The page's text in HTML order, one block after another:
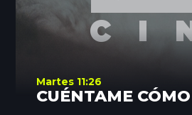
Martes 11:26
CUÉNTAME